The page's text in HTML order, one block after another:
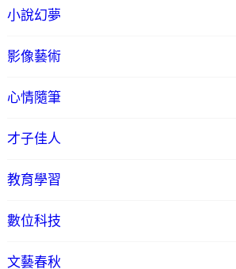
小說幻夢
影像藝術
心情隨筆
才子佳人
教育學習
數位科技
文藝春秋